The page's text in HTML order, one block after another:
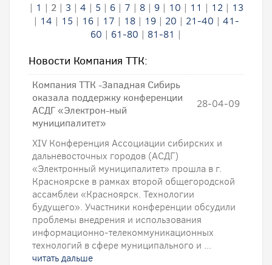
| 1 | 2| 3 | 4 | 5 | 6| 7 | 8| 9| 10 | 11 | 12| 13
| 14 | 15 | 16| 17 | 18| 19| 20 | 21-40 | 41-
60 | 61-80 | 81-81 |
Новости Компания ТТК:
Компания ТТК -Западная Сибирь
оказала поддержку конференции
АСДГ «Электрон-ный
муниципалитет»
28-04-09
XIV Конференция Ассоциации сибирских и
дальневосточных городов (АСДГ)
«Электронный муниципалитет» прошла в г.
Красноярске в рамках второй общегородской
ассамблеи «Красноярск. Технологии
будущего». Участники конференции обсудили
проблемы внедрения и использования
информационно-телекоммуникационных
технологий в сфере муниципального и ...
читать дальше